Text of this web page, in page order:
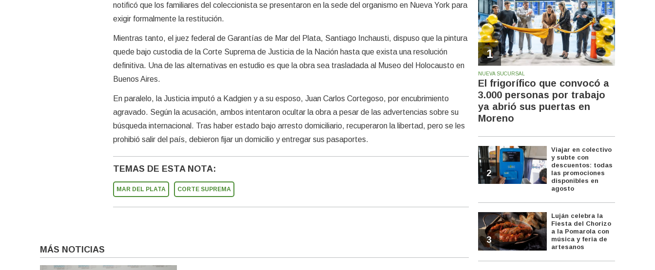
notificó que los familiares del coleccionista se presentaron en la sede del organismo en Nueva York para
exigir formalmente la restitución.
Mientras tanto, el juez federal de Garantías de Mar del Plata, Santiago Inchausti, dispuso que la pintura
quede bajo custodia de la Corte Suprema de Justicia de la Nación hasta que exista una resolución
definitiva. Una de las alternativas en estudio es que la obra sea trasladada al Museo del Holocausto en
Buenos Aires.
En paralelo, la Justicia imputó a Kadgien y a su esposo, Juan Carlos Cortegoso, por encubrimiento
agravado. Según la acusación, ambos intentaron ocultar la obra a pesar de las advertencias sobre su
búsqueda internacional. Tras haber estado bajo arresto domiciliario, recuperaron la libertad, pero se les
prohibió salir del país, debieron fijar un domicilio y entregar sus pasaportes.
TEMAS DE ESTA NOTA:
MAR DEL PLATA CORTE SUPREMA
MÁS NOTICIAS
1
NUEVA SUCURSAL
El frigorífico que convocó a
3.000 personas por trabajo
ya abrió sus puertas en
Moreno
2
Viajar en colectivo
y subte con
descuentos: todas
las promociones
disponibles en
agosto
3
Luján celebra la
Fiesta del Chorizo
a la Pomarola con
música y feria de
artesanos